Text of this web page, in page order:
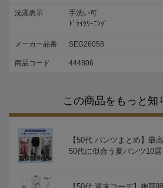
洗濯表示
手洗い可
ﾄﾞﾗｲｸﾘｰﾆﾝｸﾞ
メーカー品番 SEG26058
商品コード 444806
この商品をもっと知
【50代 パンツまとめ】最
50代に似合う夏パンツ10選